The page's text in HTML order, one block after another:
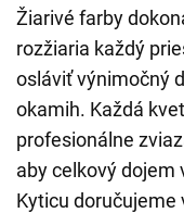
Žiarivé farby
rozžiaria každý
osláviť výnimočný
okamih. Každá
profesionálne
aby celkový dojem
Kyticu doručujeme